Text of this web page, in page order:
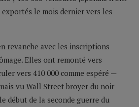
le mois dernier vers les
revanche avec les inscriptions
Elles ont remonté vers
vers 410 000 comme espéré —
vu Wall Street broyer du noir
début de la seconde guerre du